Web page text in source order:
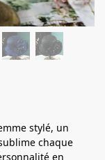
stylé, un
chaque
en